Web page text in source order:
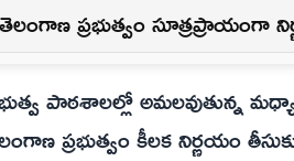
తెలంగాణ ప్రభుత్వం సూత్రప్రాయంగా
పాఠశాలల్లో అమలవుతున్న
ప్రభుత్వం కీలక నిర్ణయం